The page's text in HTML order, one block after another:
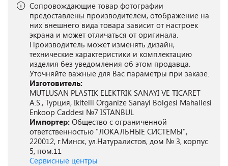
Сопровождающие товар фотографии
предоставлены производителем, отображение на
них внешнего вида товара зависит от настроек
экрана и может отличаться от оригинала.
Производитель может изменять дизайн,
технические характеристики и комплектацию
изделия без уведомления об этом продавца.
Уточняйте важные для Вас параметры при заказе.
Изготовитель:
MUTLUSAN PLASTIK ELEKTRIK SANAYI VE TICARET
A.S., Турция, Ikitelli Organize Sanayi Bolgesi Mahallesi
Enkoop Caddesi №7 ISTANBUL
Импортер: Общество с ограниченной
ответственностью "ЛОКАЛЬНЫЕ СИСТЕМЫ",
220012, г.Минск, ул.Натуралистов, дом № 3, корпус
5, пом.11
Сервисные центры